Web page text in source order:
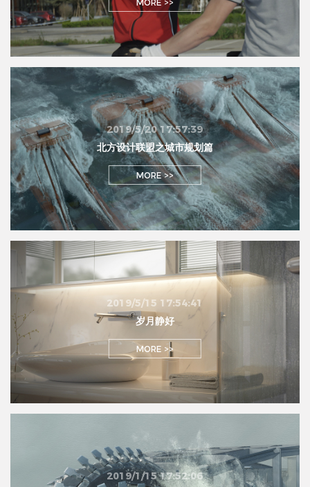
MORE >>
2019/5/20 17:57:39
北方设计联盟之城市规划篇
MORE >>
2019/5/15 17:54:41
岁月静好
MORE >>
2019/1/15 17:52:06